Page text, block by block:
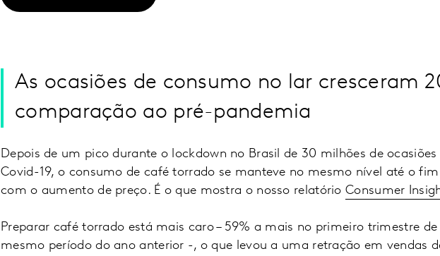
As ocasiões de consumo no lar cresceram
comparação ao pré-pandemia
Depois de um pico durante o lockdown no Brasil de 30 milhões de
Covid-19, o consumo de café torrado se manteve no mesmo nível até o
com o aumento de preço. É o que mostra o nosso relatórioConsumer
Preparar café torrado está mais caro – 59% a mais no primeiro trimestre de
mesmo período do ano anterior -, o que levou a uma retração em vendas